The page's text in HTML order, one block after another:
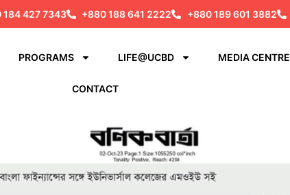
184 427 7343 +880 188 641 2222 +880 189 601 3882
PROGRAMS LIFE@UCBD MEDIA CENTRE
CONTACT